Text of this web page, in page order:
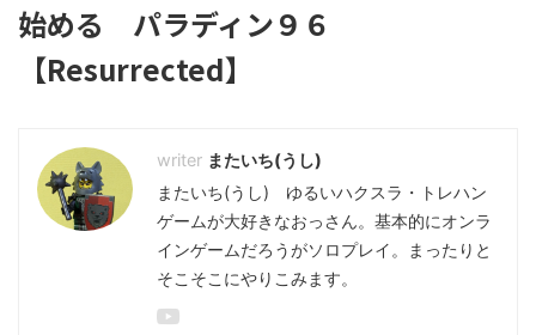
始める パラディン９６
【Resurrected】
またいち(うし)
またいち(うし) ゆるいハクスラ・トレハン
ゲームが大好きなおっさん。基本的にオンラ
インゲームだろうがソロプレイ。まったりと
そこそこにやりこみます。